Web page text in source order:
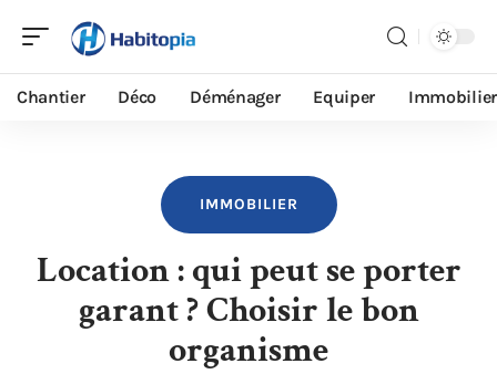
Chantier Déco Déménager Equiper Immobilier
IMMOBILIER
Location : qui peut se porter
garant ? Choisir le bon
organisme